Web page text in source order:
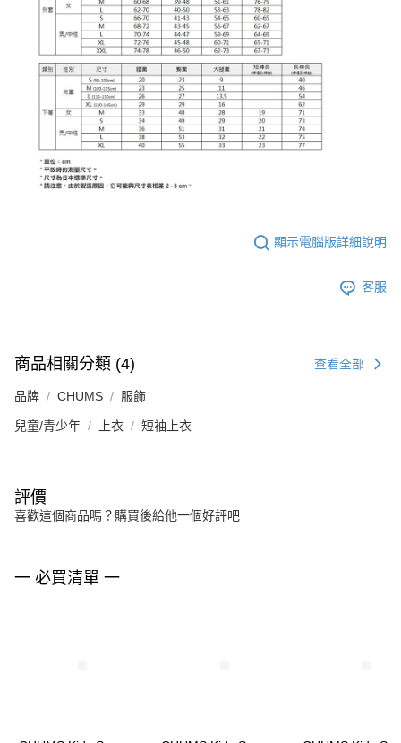
顯示電腦版詳細說明
客服
商品相關分類 (4) 查看全部
品牌 CHUMS 服飾
兒童/青少年 上衣 短袖上衣
評價
喜歡這個商品嗎？購買後給他一個好評吧
一 必買清單 一